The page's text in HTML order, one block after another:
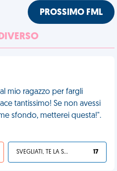
PROSSIMO FML
mio ragazzo per fargli
tantissimo! Se non avessi
sfondo, metterei questa!".
SVEGLIATI, TE LA SEI CERCATA! 17